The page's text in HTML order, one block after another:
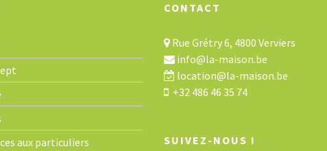
aux particuliers
CONTACT
Rue Grétry 6, 4800 Verviers
info@la-maison.be
location@la-maison.be
+32 486 46 35 74
SUIVEZ-NOUS !